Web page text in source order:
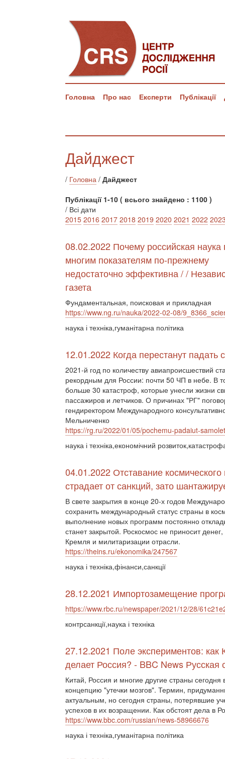
Головна Про нас Експерти Публікації
Дайджест
/ Головна / Дайджест
Публікації 1-10 ( всього знайдено : 1100 )
/ Всі дати
2015 2016 2017 2018 2019 2020 2021 2022
08.02.2022 Почему российская наука
многим показателям по-прежнему
недостаточно эффективна / /
газета
Фундаментальная, поисковая и прикладная
https://www.ng.ru/nauka/2022-02-08/
наука і техніка,гуманітарна політика
12.01.2022 Когда перестанут падать
2021-й год по количеству авиапроисшествий
рекордным для России: почти 50 ЧП в небе. В
больше 30 катастроф, которые унесли жизни
пассажиров и летчиков. О причинах "РГ"
гендиректором Международного
Мельниченко
https://rg.ru/2022/01/05/pochemu-padaiut-
наука і техніка,економічний
04.01.2022 Отставание
страдает от санкций, зато
В свете закрытия в конце 20-х годов
сохранить международный статус страны в
выполнение новых программ постоянно
станет закрытой. Роскосмос не приносит
Кремля и милитаризации отрасли.
https://theins.ru/ekonomika/247567
наука і техніка,фінанси,санкції
28.12.2021 Импортозамещение
https://www.rbc.ru/newspaper/2021/12/28/
контрсанкції,наука і техніка
27.12.2021 Поле экспериментов:
делает Россия? - BBC News Русская
Китай, Россия и многие другие страны
концепцию "утечки мозгов". Термин,
актуальным, но сегодня страны, потерявшие
успехов в их возращении. Как обстоят дела в
https://www.bbc.com/russian/news-58966676
наука і техніка,гуманітарна політика